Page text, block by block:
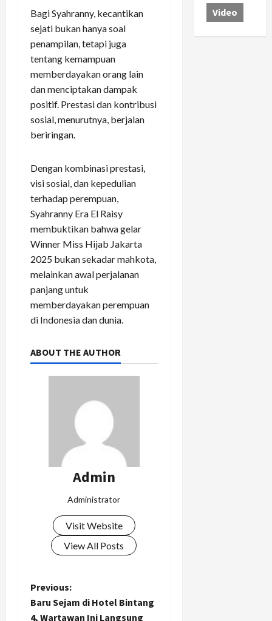
Bagi Syahranny, kecantikan
sejati bukan hanya soal
penampilan, tetapi juga
tentang kemampuan
memberdayakan orang lain
dan menciptakan dampak
positif. Prestasi dan kontribusi
sosial, menurutnya, berjalan
beriringan.
Dengan kombinasi prestasi,
visi sosial, dan kepedulian
terhadap perempuan,
Syahranny Era El Raisy
membuktikan bahwa gelar
Winner Miss Hijab Jakarta
2025 bukan sekadar mahkota,
melainkan awal perjalanan
panjang untuk
memberdayakan perempuan
di Indonesia dan dunia.
ABOUT THE AUTHOR
Admin
Administrator
Visit Website
View All Posts
P
Previous:
Baru Sejam di Hotel Bintang
4, Wartawan Ini Langsung
Video